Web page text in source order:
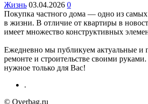
Жизнь 03.04.2026 0
Покупка частного дома — одно из
в жизни. В отличие от квартиры в
имеет множество конструктивных
Ежедневно мы публикуем актуальные и
ремонте и строительстве своими
нужное только для Вас!
.
© Overbag.ru